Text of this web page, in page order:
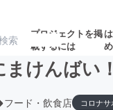
プロジェクトを掲
載するには
まけんばい
フード・飲食店 コロナ